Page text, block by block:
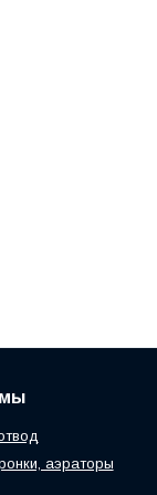
аэраторы